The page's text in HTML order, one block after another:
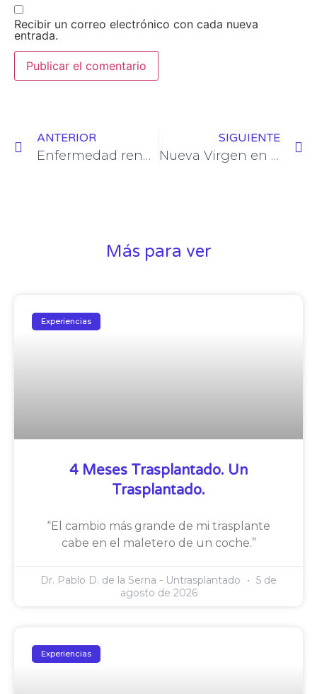
Recibir un correo electrónico con cada nueva
entrada.
ANTERIOR
Enfermedad renal. Un trasplantado.
SIGUIENTE
Nueva Virgen en la UFV. Un trasplantado.
Más para ver
Experiencias
4 Meses Trasplantado. Un
Trasplantado.
“El cambio más grande de mi trasplante
cabe en el maletero de un coche.”
Dr. Pablo D. de la Serna - Untrasplantado
5 de
agosto de 2026
Experiencias